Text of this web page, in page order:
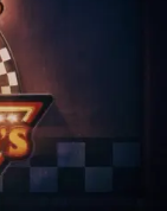
舗がアメリカの商
との共同開